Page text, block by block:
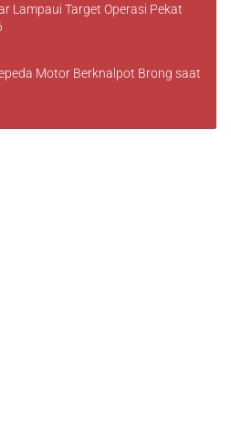
Lampaui Target Operasi Pekat
Motor Berknalpot Brong saat